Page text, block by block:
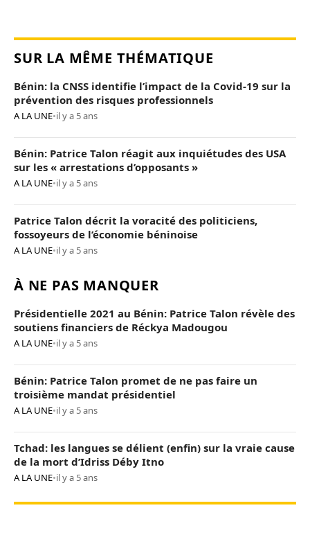
SUR LA MÊME THÉMATIQUE
Bénin: la CNSS identifie l’impact de la Covid-19 sur la
prévention des risques professionnels
A LA UNE•il y a 5 ans
Bénin: Patrice Talon réagit aux inquiétudes des USA
sur les « arrestations d’opposants »
A LA UNE•il y a 5 ans
Patrice Talon décrit la voracité des politiciens,
fossoyeurs de l’économie béninoise
A LA UNE•il y a 5 ans
À NE PAS MANQUER
Présidentielle 2021 au Bénin: Patrice Talon révèle des
soutiens financiers de Réckya Madougou
A LA UNE•il y a 5 ans
Bénin: Patrice Talon promet de ne pas faire un
troisième mandat présidentiel
A LA UNE•il y a 5 ans
Tchad: les langues se délient (enfin) sur la vraie cause
de la mort d’Idriss Déby Itno
A LA UNE•il y a 5 ans